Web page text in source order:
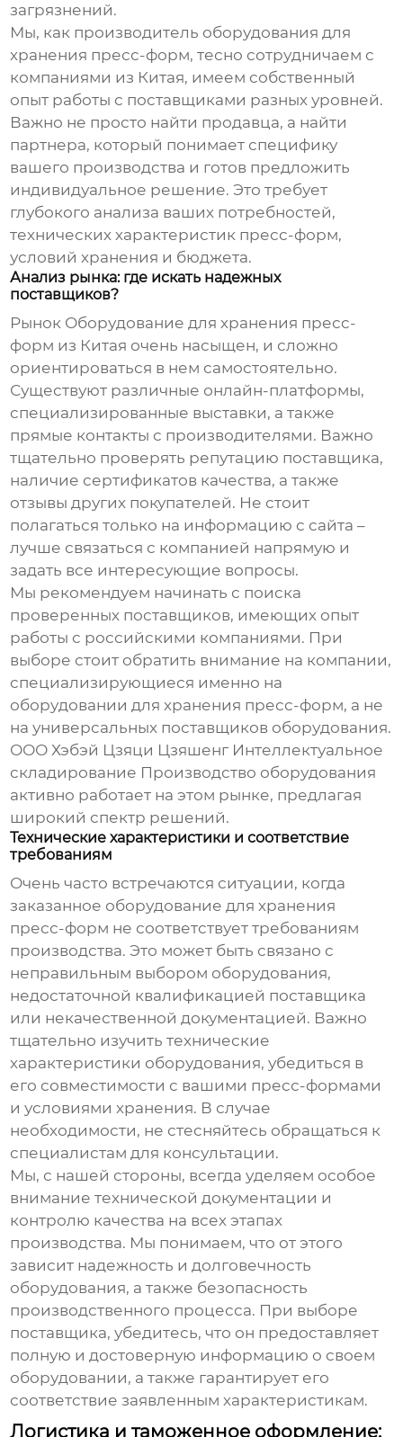
загрязнений.
Мы, как производитель оборудования для
хранения пресс-форм, тесно сотрудничаем с
компаниями из Китая, имеем собственный
опыт работы с поставщиками разных уровней.
Важно не просто найти продавца, а найти
партнера, который понимает специфику
вашего производства и готов предложить
индивидуальное решение. Это требует
глубокого анализа ваших потребностей,
технических характеристик пресс-форм,
условий хранения и бюджета.
Анализ рынка: где искать надежных
поставщиков?
Рынок Оборудование для хранения пресс-
форм из Китая очень насыщен, и сложно
ориентироваться в нем самостоятельно.
Существуют различные онлайн-платформы,
специализированные выставки, а также
прямые контакты с производителями. Важно
тщательно проверять репутацию поставщика,
наличие сертификатов качества, а также
отзывы других покупателей. Не стоит
полагаться только на информацию с сайта –
лучше связаться с компанией напрямую и
задать все интересующие вопросы.
Мы рекомендуем начинать с поиска
проверенных поставщиков, имеющих опыт
работы с российскими компаниями. При
выборе стоит обратить внимание на компании,
специализирующиеся именно на
оборудовании для хранения пресс-форм, а не
на универсальных поставщиков оборудования.
ООО Хэбэй Цзяци Цзяшенг Интеллектуальное
складирование Производство оборудования
активно работает на этом рынке, предлагая
широкий спектр решений.
Технические характеристики и соответствие
требованиям
Очень часто встречаются ситуации, когда
заказанное оборудование для хранения
пресс-форм не соответствует требованиям
производства. Это может быть связано с
неправильным выбором оборудования,
недостаточной квалификацией поставщика
или некачественной документацией. Важно
тщательно изучить технические
характеристики оборудования, убедиться в
его совместимости с вашими пресс-формами
и условиями хранения. В случае
необходимости, не стесняйтесь обращаться к
специалистам для консультации.
Мы, с нашей стороны, всегда уделяем особое
внимание технической документации и
контролю качества на всех этапах
производства. Мы понимаем, что от этого
зависит надежность и долговечность
оборудования, а также безопасность
производственного процесса. При выборе
поставщика, убедитесь, что он предоставляет
полную и достоверную информацию о своем
оборудовании, а также гарантирует его
соответствие заявленным характеристикам.
Логистика и таможенное оформление: